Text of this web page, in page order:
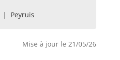
Peyruis
Mise à jour le 21/05/26